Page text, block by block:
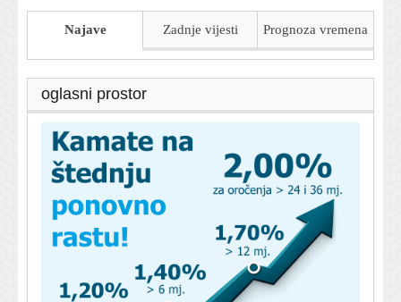
Najave Zadnje vijesti Prognoza vremena
oglasni prostor